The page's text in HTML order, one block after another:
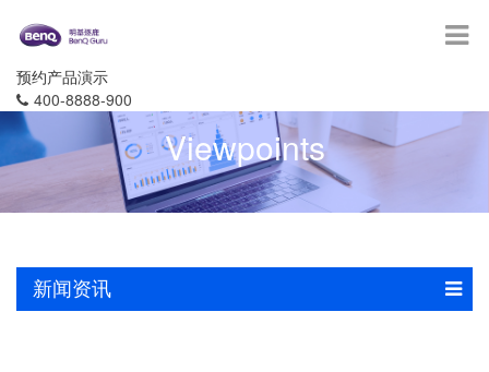
预约产品演示
400-8888-900
Viewpoints
新闻资讯